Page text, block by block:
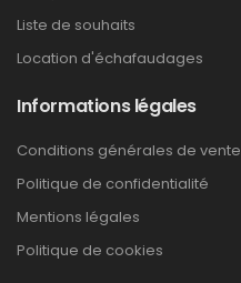
Liste de souhaits
Location d'échafaudages
Informations légales
Conditions générales de vente
Politique de confidentialité
Mentions légales
Politique de cookies